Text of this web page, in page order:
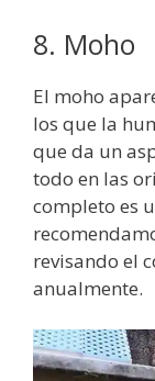
8. Moho
El moho
los que la
que da un
todo en las
completo es
revisando el
anualmente.